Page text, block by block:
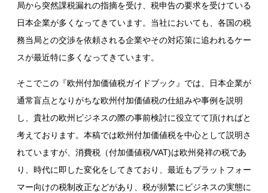
局から突然課税漏れの指摘を受け、税申告の要求を受けている
日本企業が多くなってきています。当社においても、各国の税
務当局との交渉を依頼される企業やその対応策に追われるケー
スが最近特に多くなってきています。
そこでこの『欧州付加価値税ガイドブック』では、日本企業が
通常盲点となりがちな欧州付加価値税の仕組みや事例を説明
し、貴社の欧州ビジネスの際の事前検討に役立てて頂ければと
考えております。本稿では欧州付加価値税を中心として説明さ
れていますが、消費税（付加価値税/VAT)は欧州発祥の税であ
り、時代に即した変化をしてきており、最近もプラットフォー
マー向けの税制改正などがあり、税が頻繁にビジネスの実態に